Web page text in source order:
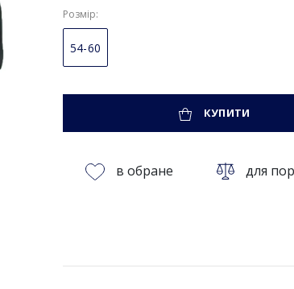
Розмір
54-60
КУПИТИ
в обране для